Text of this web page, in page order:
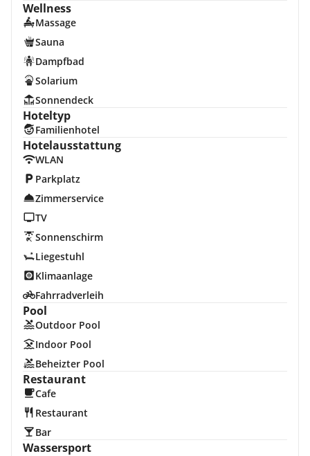
Wellness
Massage
Sauna
Dampfbad
Solarium
Sonnendeck
Hoteltyp
Familienhotel
Hotelausstattung
WLAN
Parkplatz
Zimmerservice
TV
Sonnenschirm
Liegestuhl
Klimaanlage
Fahrradverleih
Pool
Outdoor Pool
Indoor Pool
Beheizter Pool
Restaurant
Cafe
Restaurant
Bar
Wassersport